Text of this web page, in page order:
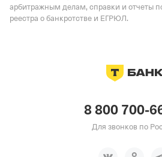
арбитражным делам, справки и отчеты
реестра о банкротстве и ЕГРЮЛ.
8 800 700-
Для звонков по